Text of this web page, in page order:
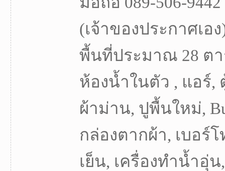
(เจ้าของประกาศเอง
พื้นที่ประมาณ 28 ตา
ห้องน้ำในตัว , แอร์,
ผ้าม่าน, ปูพื้นใหม่,
กล่องตากผ้า, เบอร์
เย็น, เครื่องทำน้ำอุ่